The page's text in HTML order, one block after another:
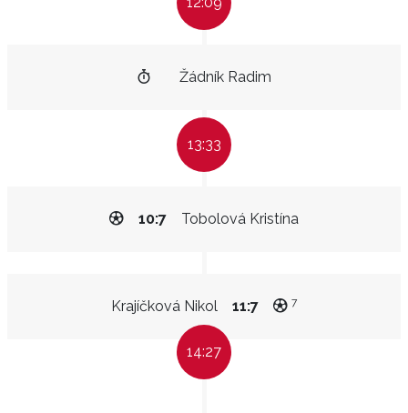
Žádník Radim
13:33
Tobolová Kristína
10:7
Krajíčková Nikol 11:7 7
14:27